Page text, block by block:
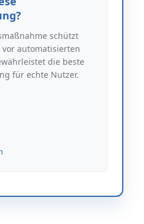
schützt
automatisierten
die beste
für echte Nutzer.